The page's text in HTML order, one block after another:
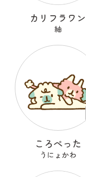
カリフラワン
紬
ころぺった
うにょかわ